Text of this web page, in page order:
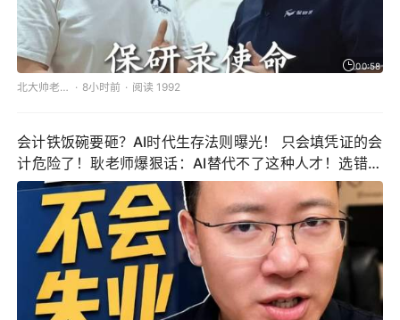
00:58
北大帅老师讲保研 8小时前 阅读 1992
会计铁饭碗要砸？AI时代生存法则曝光！ 只会填凭证的会
计危险了！耿老师爆狠话：AI替代不了这种人才！选错专
业直接失业，3分钟看懂会计/财管/审计区别#AI时代职业
规划 #会计专业选择 #财务人转型 #高考志愿